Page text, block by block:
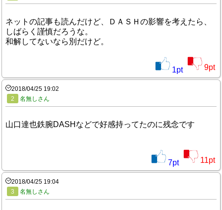
ネットの記事も読んだけど、ＤＡＳＨの影響を考えたら、
しばらく謹慎だろうな。
和解してないなら別だけど。
1pt 9pt
2018/04/25 19:02
2
名無しさん
山口達也鉄腕DASHなどで好感持ってたのに残念です
7pt 11pt
2018/04/25 19:04
3
名無しさん